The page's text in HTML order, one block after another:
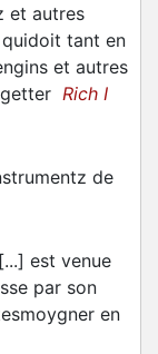
et autres
tant en
et autres
Rich I
de
est venue
par son
en